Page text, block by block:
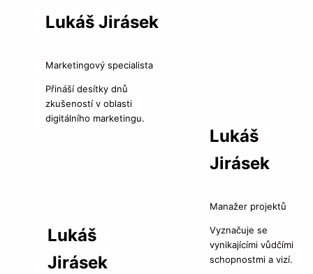
Lukáš Jirásek
Marketingový specialista
Přináší desítky dnů
zkušeností v oblasti
digitálního marketingu.
Lukáš
Jirásek
Lukáš
Jirásek
Manažer projektů
Vyznačuje se
vynikajícími vůdčími
schopnostmi a vizí.